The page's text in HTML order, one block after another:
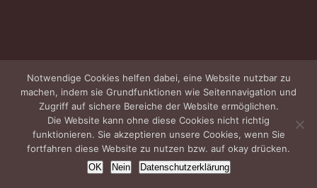
Notwendige Cookies helfen dabei, eine Website nutzbar zu
machen, indem sie Grundfunktionen wie Seitennavigation und
Zugriff auf sichere Bereiche der Website ermöglichen.
Die Website kann ohne diese Cookies nicht richtig
funktionieren. Sie akzeptieren unsere Cookies, wenn Sie
fortfahren diese Website zu nutzen bzw. auf okay drücken.
OK Nein Datenschutzerklärung